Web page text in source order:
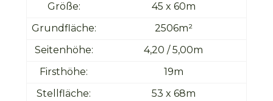
Größe:
45 x 60m
Grundfläche:
2506m²
Seitenhöhe:
4,20 / 5,00m
Firsthöhe:
19m
Stellfläche:
53 x 68m